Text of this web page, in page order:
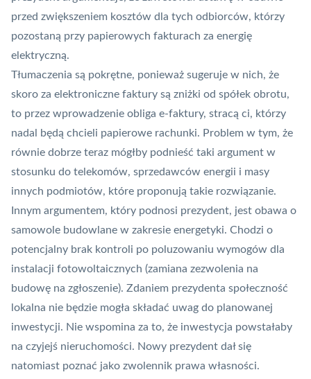
przed zwiększeniem kosztów dla tych odbiorców, którzy
pozostaną przy papierowych fakturach za energię
elektryczną.
Tłumaczenia są pokrętne, ponieważ sugeruje w nich, że
skoro za elektroniczne faktury są zniżki od spółek obrotu,
to przez wprowadzenie obliga e-faktury, stracą ci, którzy
nadal będą chcieli papierowe rachunki. Problem w tym, że
równie dobrze teraz mógłby podnieść taki argument w
stosunku do telekomów, sprzedawców energii i masy
innych podmiotów, które proponują takie rozwiązanie.
Innym argumentem, który podnosi prezydent, jest obawa o
samowole budowlane w zakresie energetyki. Chodzi o
potencjalny brak kontroli po poluzowaniu wymogów dla
instalacji fotowoltaicznych (zamiana zezwolenia na
budowę na zgłoszenie). Zdaniem prezydenta społeczność
lokalna nie będzie mogła składać uwag do planowanej
inwestycji. Nie wspomina za to, że inwestycja powstałaby
na czyjejś nieruchomości. Nowy prezydent dał się
natomiast poznać jako zwolennik prawa własności.